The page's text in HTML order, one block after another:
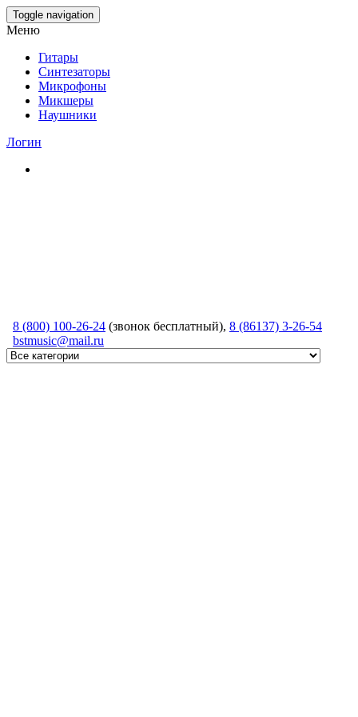
Skip
to
content
Toggle navigation
Меню
Гитары
Синтезаторы
Микрофоны
Микшеры
Наушники
Логин
8 (800) 100-26-24 (звонок бесплатный), 8 (86137) 3-26-54
bstmusic@mail.ru